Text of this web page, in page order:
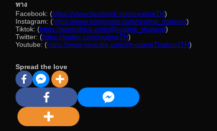
ทาง
Facebook: (https://www.facebook.com/realmeTH)
Instagram: (https://www.instagram.com/realme_thailand)
Tiktok: (https://www.tiktok.com/@realme_thailand)
Twitter: (https://twitter.com/realmeTH)
Youtube: (https://www.youtube.com/@realmeThailandTH)
Spread the love